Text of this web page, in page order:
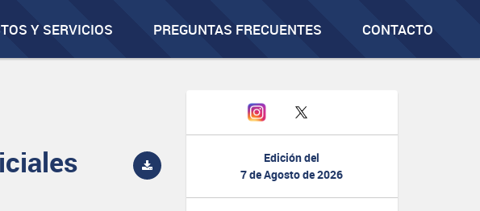
Y SERVICIOS PREGUNTAS FRECUENTES CONTACTO
Edición del
7 de Agosto de 2026